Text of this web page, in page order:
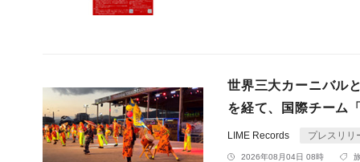
世界三大カーニバル
を経て、国際チーム
LIME Records プレスリリ
2026年08月04日 08時